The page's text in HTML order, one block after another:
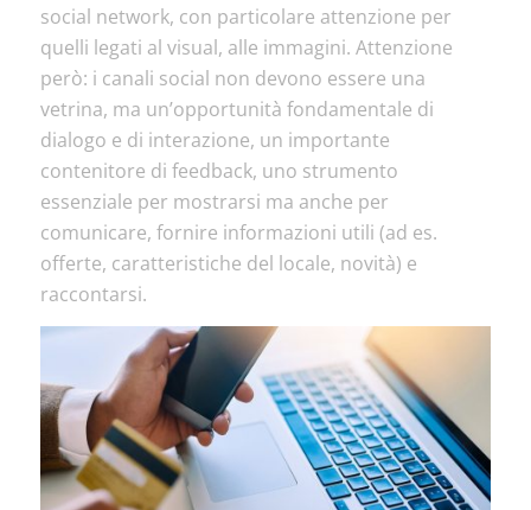
social network, con particolare attenzione per
quelli legati al visual, alle immagini. Attenzione
però: i canali social non devono essere una
vetrina, ma un’opportunità fondamentale di
dialogo e di interazione, un importante
contenitore di feedback, uno strumento
essenziale per mostrarsi ma anche per
comunicare, fornire informazioni utili (ad es.
offerte, caratteristiche del locale, novità) e
raccontarsi.